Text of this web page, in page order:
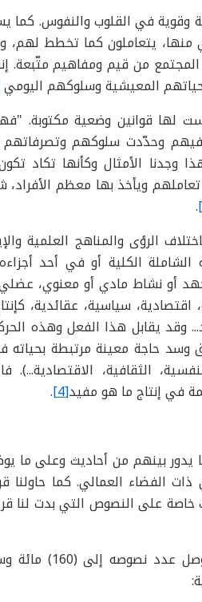
وقوية في القلوب والنفوس. كما
منها، يتعاملون كما تخطط لهم،
من قيم ومفاهيم متّبعة.
المعيشية وسلوكهم اليومي
لها قوانين وضعية مكتوبة.
فيهم وحدّدت سلوكهم وتصرفاتهم
وجدنا الأمثال وكأنها تكاد
ويأخذ بها معظم الأفراد،
.
الرؤى والمناهج العلمية
الكلية أو في أحد
جهد أو نشاط مادي أو معنوي،
سياسية، عقائدية،
وقد يقابل هذا الفعل وهذه
حاجة معينة مرتبطة بحياته
الثقافية، الاقتصادية...).
في إنتاج ما هو مفيد[4]
.
يدور بينهم من أحاديث وعلى ما
الفضاء العمالي. كما حاولنا
على النصوص التي بدت لنا
لقد ساعدتنا هذه المحطة الأولى من تكوين